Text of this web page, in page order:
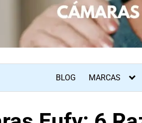
BLOG MARCAS